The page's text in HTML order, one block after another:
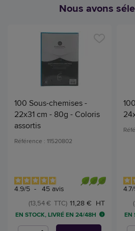
Nous avons
100 Sous-chemises -
22x31 cm - 80g - Coloris
assortis
Référence : 11520802
4.9/5 - 45 avis
11,28 € HT
(13,54 € TTC)
EN STOCK, LIVRÉ EN 24/48H
4.7/
EN